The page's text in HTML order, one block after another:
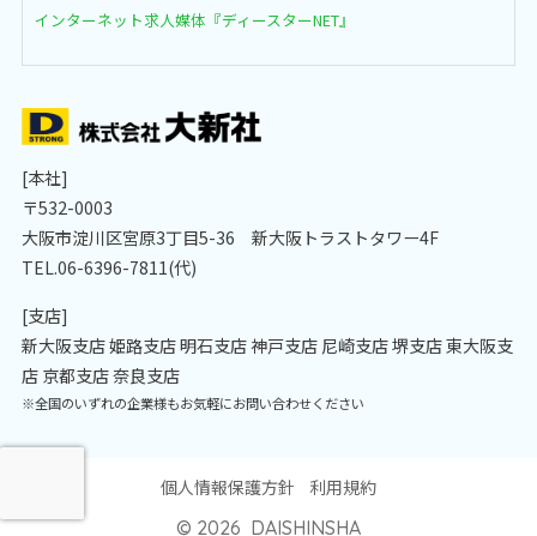
インターネット求人媒体『ディースターNET』
[本社]
〒532-0003
大阪市淀川区宮原3丁目5-36 新大阪トラストタワー4F
TEL.06-6396-7811(代)
[支店]
新大阪支店 姫路支店 明石支店 神戸支店 尼崎支店 堺支店 東大阪支
店 京都支店 奈良支店
※全国のいずれの企業様もお気軽にお問い合わせください
個人情報保護方針
利用規約
© 2026 DAISHINSHA